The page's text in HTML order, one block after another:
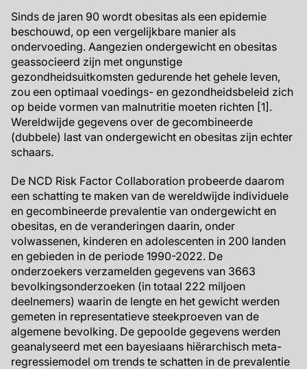
Sinds de jaren 90 wordt obesitas als een epidemie
beschouwd, op een vergelijkbare manier als
ondervoeding. Aangezien ondergewicht en obesitas
geassocieerd zijn met ongunstige
gezondheidsuitkomsten gedurende het gehele leven,
zou een optimaal voedings- en gezondheidsbeleid zich
op beide vormen van malnutritie moeten richten [1].
Wereldwijde gegevens over de gecombineerde
(dubbele) last van ondergewicht en obesitas zijn echter
schaars.
De NCD Risk Factor Collaboration probeerde daarom
een schatting te maken van de wereldwijde individuele
en gecombineerde prevalentie van ondergewicht en
obesitas, en de veranderingen daarin, onder
volwassenen, kinderen en adolescenten in 200 landen
en gebieden in de periode 1990-2022. De
onderzoekers verzamelden gegevens van 3663
bevolkingsonderzoeken (in totaal 222 miljoen
deelnemers) waarin de lengte en het gewicht werden
gemeten in representatieve steekproeven van de
algemene bevolking. De gepoolde gegevens werden
geanalyseerd met een bayesiaans hiërarchisch meta-
regressiemodel om trends te schatten in de prevalentie